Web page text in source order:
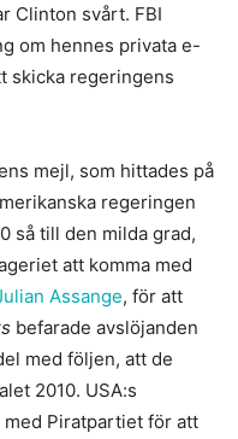
Clinton svårt. FBI
om hennes privata e-
skicka regeringens
mejl, som hittades på
regeringen
så till den milda grad,
att komma med
Assange, för att
befarade avslöjanden
med följen, att de
2010. USA:s
Piratpartiet för att